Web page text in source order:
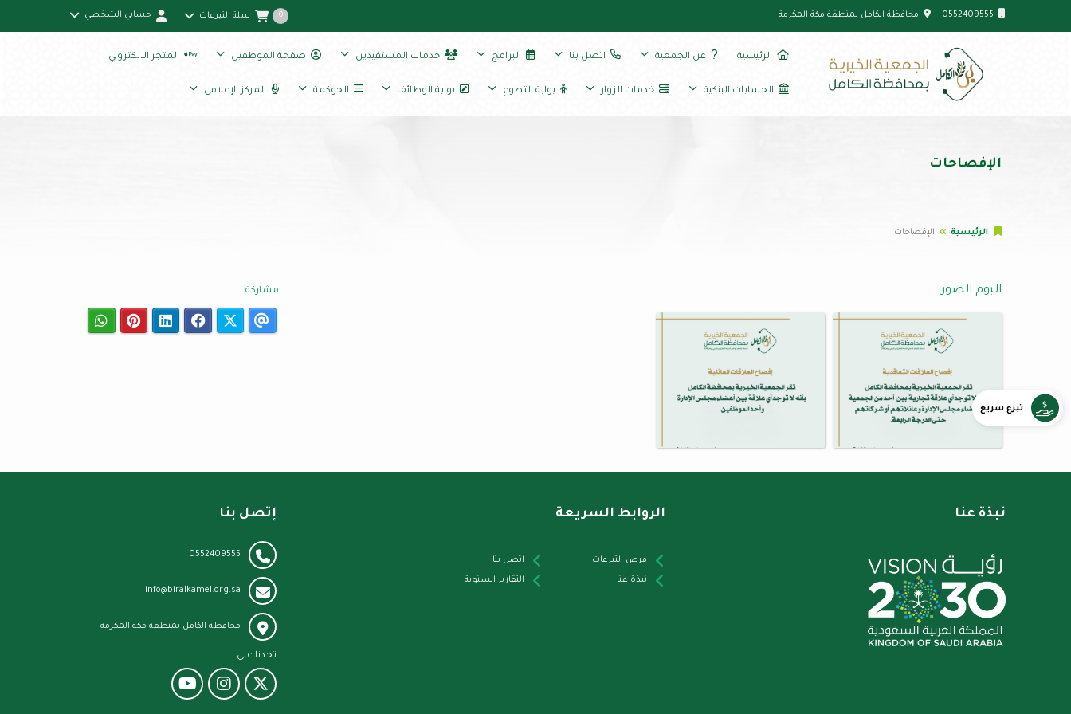
0552409555 محافظة الكامل بمنطقة مكة المكرمة 0 سلة التبرعات حسابي الشخصي
الرئيسية عن الجمعية اتصل بنا البرامج خدمات المستفيدين صفحة الموظفين المتجر الالكتروني
الحسابات البنكية خدمات الزوار بوابة التطوع بوابة الوظائف الحوكمة المركز الإعلامي
الإفصاحات
الرئيسية الإفصاحات
البوم الصور مشاركة
نبذة عنا الروابط السريعة
فرص التبرعات
نبذة عنا
اتصل بنا
التقارير السنوية
إتصل بنا
0552409555
info@biralkamel.org.sa
محافظة الكامل بمنطقة مكة المكرمة
تجدنا على
تبرع سريع